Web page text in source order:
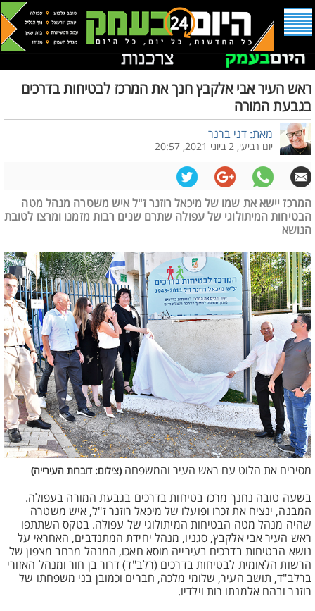
ראש העיר אבי אלקבץ חנך את המרכז לבטיחות בדרכים
בגבעת המורה
מאת: דני ברנר
יום רביעי, 2 ביוני 2021, 20:57
המרכז יישא את שמו של מיכאל רוזנר ז"ל איש משטרה מנהל מטה
הבטיחות המיתולוגי של עפולה שתרם שנים רבות מזמנו ומרצו לטובת
הנושא
מסירים את הלוט עם ראש העיר והמשפחה (צילום: דוברות העירייה)
בשעה טובה נחנך מרכז בטיחות בדרכים בגבעת המורה בעפולה.
המבנה, ינציח את זכרו ופועלו של מיכאל רוזנר ז"ל, איש משטרה
שהיה מנהל מטה הבטיחות המיתולוגי של עפולה. בטקס השתתפו
ראש העיר אבי אלקבץ, סגניו, מנהל יחידת המתנדבים, האחראי על
נושא הבטיחות בדרכים בעירייה מוסא חאכו, המנהל מרחב מצפון של
הרשות הלאומית לבטיחות בדרכים (רלב"ד) דרור בן חור ומנהל האזורי
ברלב"ד, תושב העיר, שלומי מלכה, חברים וכמובן בני משפחתו של
רוזנר ובהם אלמנתו רות וילדיו.